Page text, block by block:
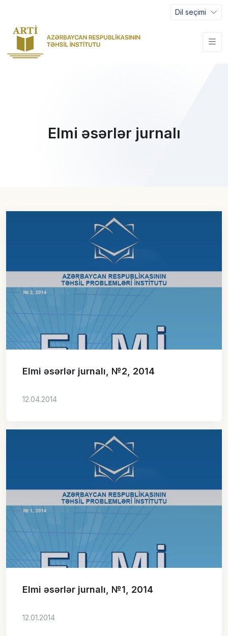
Dil seçimi
Elmi əsərlər jurnalı
Elmi əsərlər jurnalı, №2, 2014
12.04.2014
Elmi əsərlər jurnalı, №1, 2014
12.01.2014